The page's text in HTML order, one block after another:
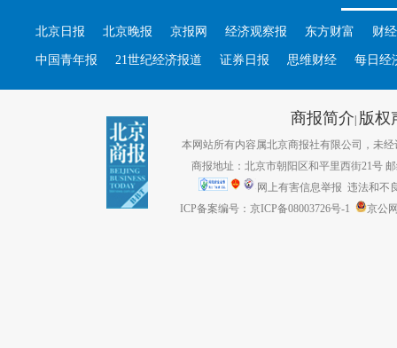
北京日报 北京晚报 京报网 经济观察报 东方财富 财
中国青年报 21世纪经济报道 证券日报 思维财经 每日经
商报简介| 版权
本网站所有内容属北京商报社有限公司，未经
商报地址：北京市朝阳区和平里西街21号
网上有害信息举报 违法和不
ICP备案编号：京ICP备08003726号-1
京公